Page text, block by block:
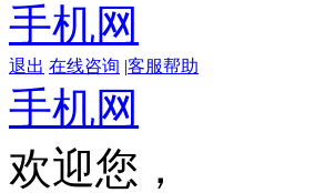
手机网
退出 在线咨询 |客服帮助
手机网
欢迎您，